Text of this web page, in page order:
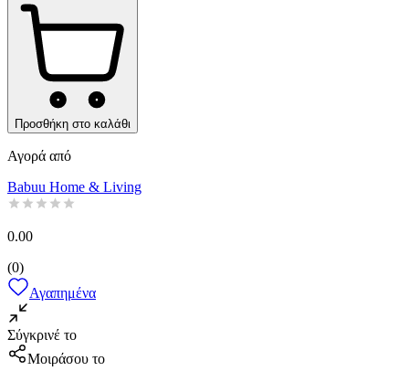
Προσθήκη στο καλάθι
Αγορά από
Babuu Home & Living
0.00
(0)
Αγαπημένα
Σύγκρινέ το
Μοιράσου το